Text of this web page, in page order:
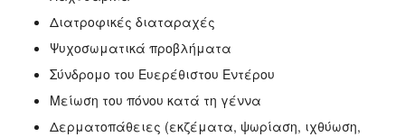
Διατροφικές διαταραχές
Ψυχοσωματικά προβλήματα
Σύνδρομο του Ευερέθιστου Εντέρου
Μείωση του πόνου κατά τη γέννα
Δερματοπάθειες (εκζέματα, ψωρίαση, ιχθύωση,